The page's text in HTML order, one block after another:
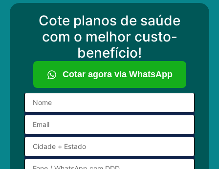
Cote planos de saúde
com o melhor custo-
benefício!
Cotar agora via WhatsApp